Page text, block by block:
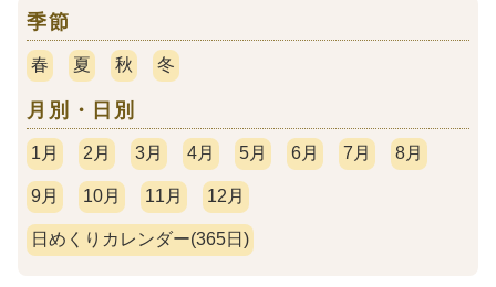
季節
春 夏 秋 冬
月別・日別
1月 2月 3月 4月 5月 6月 7月 8月
9月 10月 11月 12月
日めくりカレンダー(365日)